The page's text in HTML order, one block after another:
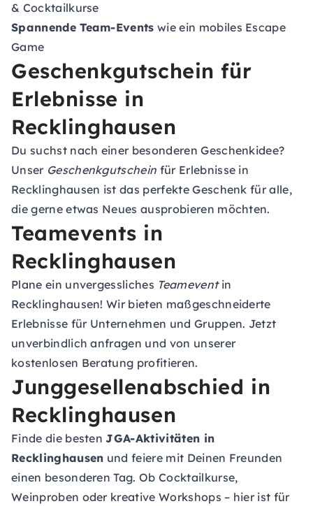
& Cocktailkurse
Spannende Team-Events wie ein mobiles Escape
Game
Geschenkgutschein für
Erlebnisse in
Recklinghausen
Du suchst nach einer besonderen Geschenkidee?
Unser Geschenkgutschein für Erlebnisse in
Recklinghausen ist das perfekte Geschenk für alle,
die gerne etwas Neues ausprobieren möchten.
Teamevents in
Recklinghausen
Plane ein unvergessliches Teameventin
Recklinghausen! Wir bieten maßgeschneiderte
Erlebnisse für Unternehmen und Gruppen. Jetzt
unverbindlich anfragen und von unserer
kostenlosen Beratung profitieren.
Junggesellenabschied in
Recklinghausen
Finde die bestenJGA-Aktivitäten in
Recklinghausen und feiere mit Deinen Freunden
einen besonderen Tag. Ob Cocktailkurse,
Weinproben oder kreative Workshops – hier ist für